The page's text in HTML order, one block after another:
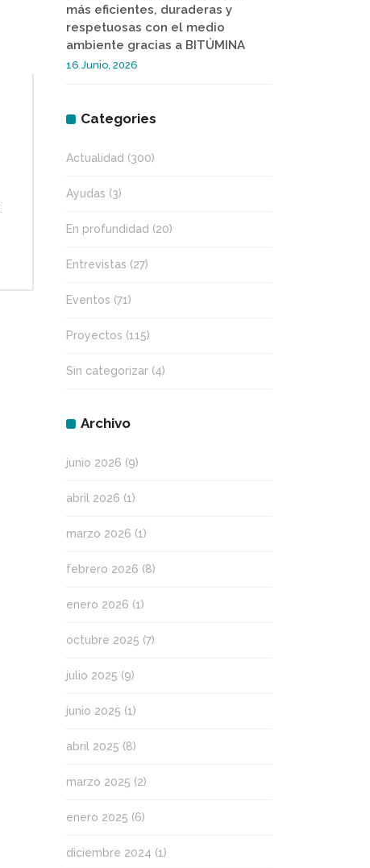
más eficientes, duraderas y
respetuosas con el medio
ambiente gracias a BITÚMINA
16 Junio, 2026
Categories
Actualidad (300)
Ayudas (3)
En profundidad (20)
Entrevistas (27)
Eventos (71)
Proyectos (115)
Sin categorizar (4)
Archivo
junio 2026 (9)
abril 2026 (1)
marzo 2026 (1)
febrero 2026 (8)
enero 2026 (1)
octubre 2025 (7)
julio 2025 (9)
junio 2025 (1)
abril 2025 (8)
marzo 2025 (2)
enero 2025 (6)
diciembre 2024 (1)